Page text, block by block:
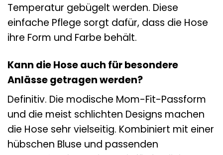
Temperatur gebügelt werden. Diese
einfache Pflege sorgt dafür, dass die Hose
ihre Form und Farbe behält.
Kann die Hose auch für besondere
Anlässe getragen werden?
Definitiv. Die modische Mom-Fit-Passform
und die meist schlichten Designs machen
die Hose sehr vielseitig. Kombiniert mit einer
hübschen Bluse und passenden